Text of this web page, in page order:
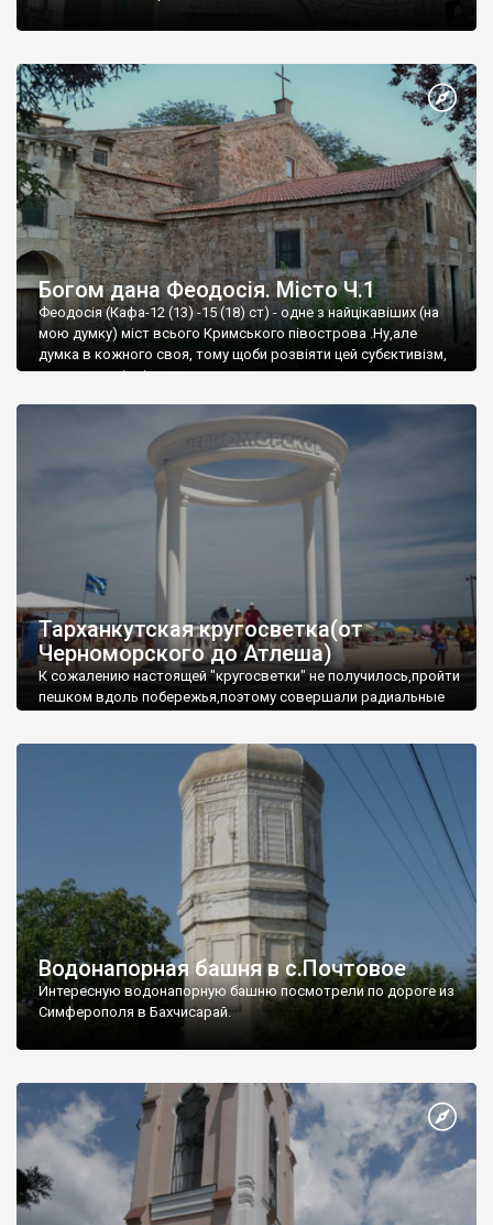
Богом дана Феодосія. Місто Ч.1
Феодосія (Кафа-12 (13) -15 (18) ст) - одне з найцікавіших (на
мою думку) міст всього Кримського півострова .Ну,але
думка в кожного своя, тому щоби розвіяти цей субєктивізм,
запрошую відвідати це
Тарханкутская кругосветка(от
Черноморского до Атлеша)
К сожалению настоящей "кругосветки" не получилось,пройти
пешком вдоль побережья,поэтому совершали радиальные
Водонапорная башня в с.Почтовое
Интересную водонапорную башню посмотрели по дороге из
Симферополя в Бахчисарай.